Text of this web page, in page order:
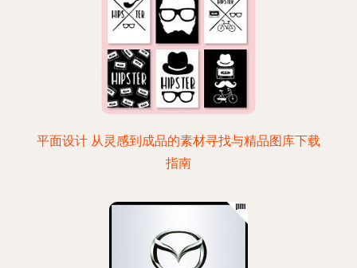
平面设计 从灵感到成品的素材寻找与精品图库下载
指南